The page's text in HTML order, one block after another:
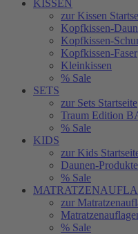
KISSEN
zur Kissen
Kopfkissen-
Kopfkissen-
Kopfkissen-Faser
Kleinkissen
% Sale
SETS
zur Sets Startseite
Traum Edition
% Sale
KIDS
zur Kids
Daunen-Produkte
% Sale
zur
% Sale